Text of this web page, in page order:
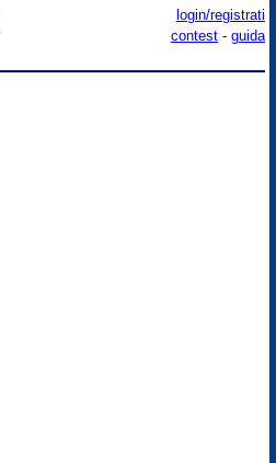
login/registrati
contest - guida